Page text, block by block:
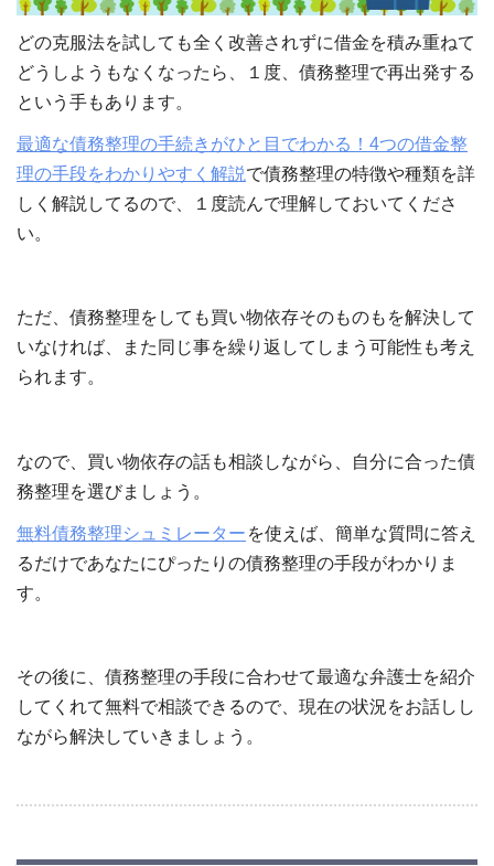
どの克服法を試しても全く改善されずに借金を積み重ねて
どうしようもなくなったら、１度、債務整理で再出発する
という手もあります。
最適な債務整理の手続きがひと目でわかる！4つの借金整
理の手段をわかりやすく解説で債務整理の特徴や種類を詳
しく解説してるので、１度読んで理解しておいてくださ
い。
ただ、債務整理をしても買い物依存そのものもを解決して
いなければ、また同じ事を繰り返してしまう可能性も考え
られます。
なので、買い物依存の話も相談しながら、自分に合った債
務整理を選びましょう。
無料債務整理シュミレーター を使えば、簡単な質問に答え
るだけであなたにぴったりの債務整理の手段がわかりま
す。
その後に、債務整理の手段に合わせて最適な弁護士を紹介
してくれて無料で相談できるので、現在の状況をお話しし
ながら解決していきましょう。